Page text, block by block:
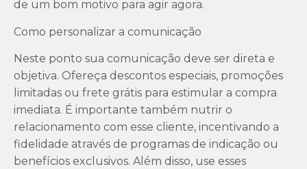
de um bom motivo para agir agora.
Como personalizar a comunicação
Neste ponto sua comunicação deve ser direta e
objetiva. Ofereça descontos especiais, promoções
limitadas ou frete grátis para estimular a compra
imediata. É importante também nutrir o
relacionamento com esse cliente, incentivando a
fidelidade através de programas de indicação ou
benefícios exclusivos. Além disso, use esses